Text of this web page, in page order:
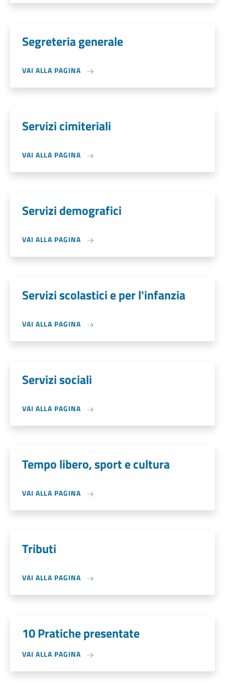
Segreteria generale
VAI ALLA PAGINA
Servizi cimiteriali
VAI ALLA PAGINA
Servizi demografici
VAI ALLA PAGINA
Servizi scolastici e per l'infanzia
VAI ALLA PAGINA
Servizi sociali
VAI ALLA PAGINA
Tempo libero, sport e cultura
VAI ALLA PAGINA
Tributi
VAI ALLA PAGINA
10 Pratiche presentate
VAI ALLA PAGINA